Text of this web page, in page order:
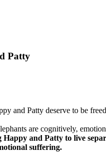
Patty
and Patty deserve to be
are cognitively,
Happy and Patty to live
suffering.